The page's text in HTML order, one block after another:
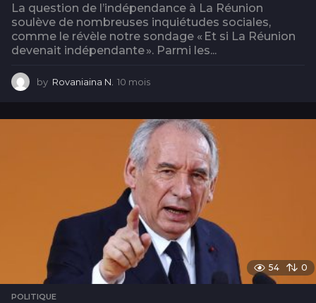
La question de l’indépendance à La Réunion
soulève de nombreuses inquiétudes sociales,
comme le révèle notre sondage « Et si La Réunion
devenait indépendante ». Parmi les...
by Rovaniaina N. 10 mois
o
i
54 0
POLITIQUE